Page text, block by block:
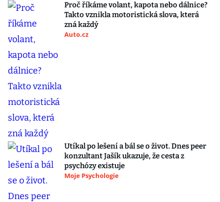
Proč říkáme volant, kapota nebo dálnice?
Takto vznikla motoristická slova, která
zná každý
Auto.cz
Utíkal po lešení a bál se o život. Dnes peer
konzultant Jašík ukazuje, že cesta z
psychózy existuje
Moje Psychologie